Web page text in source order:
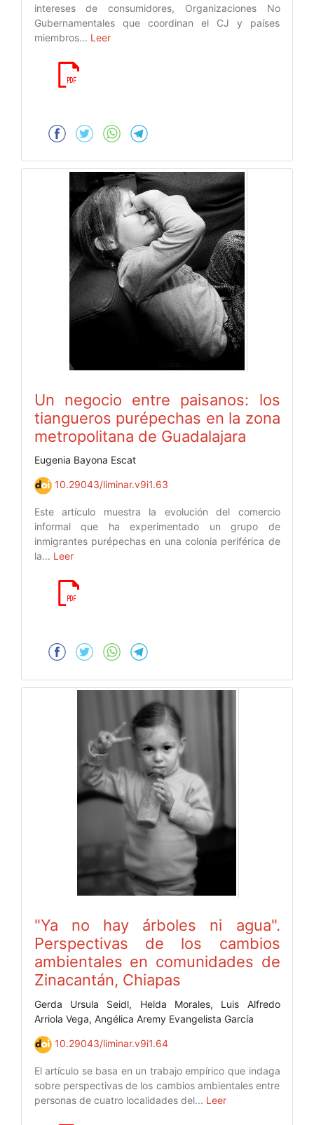
intereses de consumidores, Organizaciones No
Gubernamentales que coordinan el CJ y países
miembros... Leer
Un negocio entre paisanos: los
tiangueros purépechas en la zona
metropolitana de Guadalajara
Eugenia Bayona Escat
10.29043/liminar.v9i1.63
Este artículo muestra la evolución del comercio
informal que ha experimentado un grupo de
inmigrantes purépechas en una colonia periférica de
la... Leer
"Ya no hay árboles ni agua".
Perspectivas de los cambios
ambientales en comunidades de
Zinacantán, Chiapas
Gerda Ursula Seidl, Helda Morales, Luis Alfredo
Arriola Vega, Angélica Aremy Evangelista García
10.29043/liminar.v9i1.64
El artículo se basa en un trabajo empírico que indaga
sobre perspectivas de los cambios ambientales entre
personas de cuatro localidades del... Leer